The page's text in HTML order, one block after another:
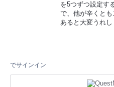
を5つずつ設定す
で、他が辛くと
あると大変うれし
でサインイン